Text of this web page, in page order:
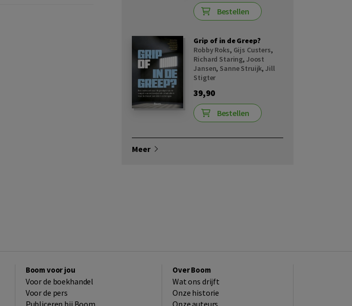
Bestellen
Grip of in de Greep?
Robby Roks, Gijs Custers,
Richard Staring, Joost
Jansen, Sanne Struijk,Jill
Stigter
39,90
Bestellen
Meer
Boom voor jou
Voor de boekhandel
Voor de pers
Publiceren bij Boom
Over Boom
Wat ons drijft
Onze historie
Onze auteurs